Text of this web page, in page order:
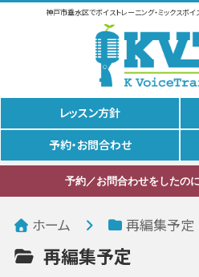
神戸市垂水区でボイストレーニング・ミックスボ
レッスン方針
予約・お問合わせ
予約／お問合わせをしたの
ホーム 再編集予定
再編集予定